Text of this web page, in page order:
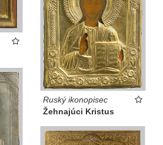
Ruský ikonopisec
Žehnajúci Kristus